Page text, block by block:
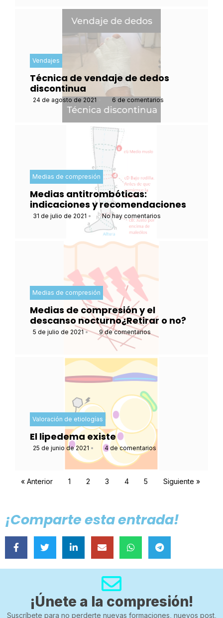
Vendajes
Técnica de vendaje de dedos
discontinua
24 de agosto de 2021 6 de comentarios
Medias de compresión
Medias antitrombóticas:
indicaciones y recomendaciones
31 de julio de 2021 • No hay comentarios
Medias de compresión
Medias de compresión y el
descanso nocturno¿Retirar o no?
5 de julio de 2021 • 9 de comentarios
Valoración de etiologías
El lipedema existe
25 de junio de 2021 • 4 de comentarios
« Anterior 1 2 3 4 5 Siguiente »
¡Comparte esta entrada!
¡Únete a la compresión!
Suscríbete para no perderte nuevas formaciones, nuevos post,